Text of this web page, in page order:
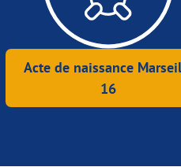
Acte de naissance
16